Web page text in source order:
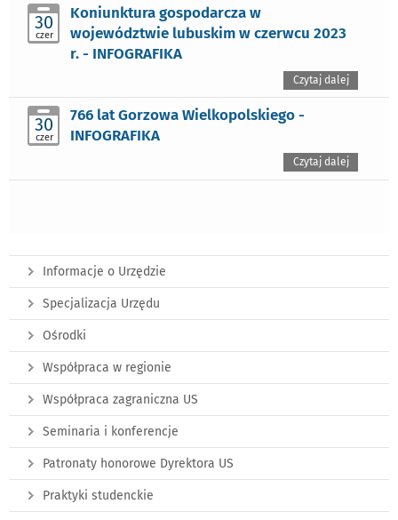
30
czer
Koniunktura gospodarcza w
województwie lubuskim w czerwcu 2023
r. - INFOGRAFIKA
Czytaj dalej
30
czer
766 lat Gorzowa Wielkopolskiego -
INFOGRAFIKA
Czytaj dalej
Informacje o Urzędzie
Specjalizacja Urzędu
Ośrodki
Współpraca w regionie
Współpraca zagraniczna US
Seminaria i konferencje
Patronaty honorowe Dyrektora US
Praktyki studenckie